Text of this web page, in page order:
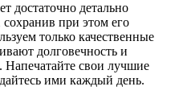
достаточно детально
при этом его
только качественные
долговечность и
свои лучшие
ими каждый день.